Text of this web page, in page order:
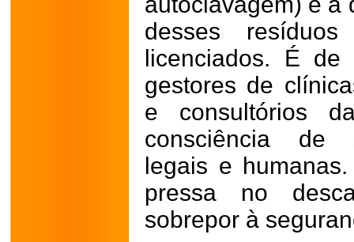
desses
licenciados. É de
gestores de
e consultórios
consciência de
legais e
pressa no
sobrepor à